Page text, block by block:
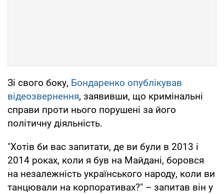
Зі свого боку, Бондаренко опублікував
відеозвернення, заявивши, що кримінальні
справи проти нього порушені за його
політичну діяльність.
"Хотів би вас запитати, де ви були в 2013 і
2014 роках, коли я був на Майдані, боровся
на незалежність українського народу, коли ви
танцювали на корпоративах?" – запитав він у